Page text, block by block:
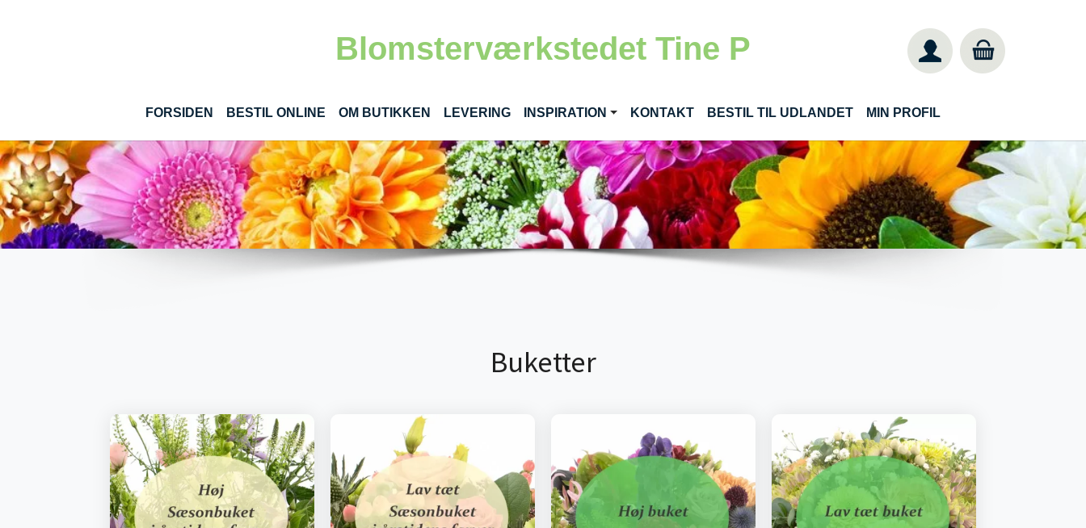
Blomsterværkstedet Tine P
FORSIDEN BESTIL ONLINE(CURRENT)
OM BUTIKKEN LEVERING INSPIRATION KONTAKT BESTIL TIL UDLANDET MIN PROFIL
Buketter